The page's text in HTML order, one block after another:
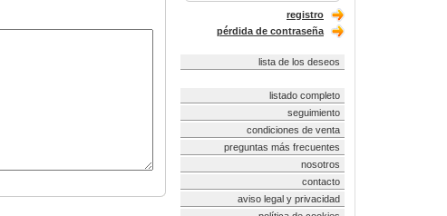
registro
pérdida de contraseña
lista de los deseos
listado completo
seguimiento
condiciones de venta
preguntas más frecuentes
nosotros
contacto
aviso legal y privacidad